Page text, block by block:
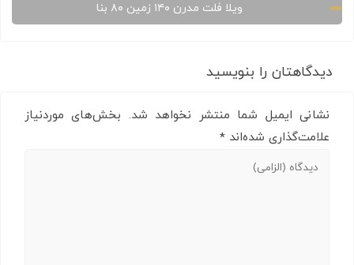
ویلا فلت مدرن ۱۴۰ زمین ۸۰ بنا
دیدگاهتان را بنویسید
نشانی ایمیل شما منتشر نخواهد شد. بخش‌های موردنیاز
علامت‌گذاری شده‌اند *